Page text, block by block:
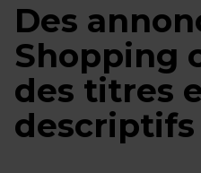
Des
Shopping
des titres